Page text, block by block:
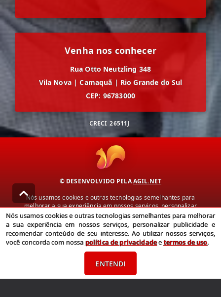
Venha nos conhecer
Rua Otto Neutzling 348
Vila Nova | Camaquã | Rio Grande do Sul
CEP: 96783000
CRECI 26511J
© DESENVOLVIDO PELAAGIL.NET
Nós usamos cookies e outras tecnologias semelhantes para
melhorar a sua experiência em nossos serviços, personalizar
publicidade e recomendar conteúdo de seu interesse. Ao utilizar
nossos serviços, você concorda com nossa política de privacidade e
termos de uso.
Política de Privacidade Termos de uso
Nós usamos cookies e outras tecnologias semelhantes para melhorar
a sua experiência em nossos serviços, personalizar publicidade e
recomendar conteúdo de seu interesse. Ao utilizar nossos serviços,
você concorda com nossa política de privacidadeetermos de uso.
ENTENDI